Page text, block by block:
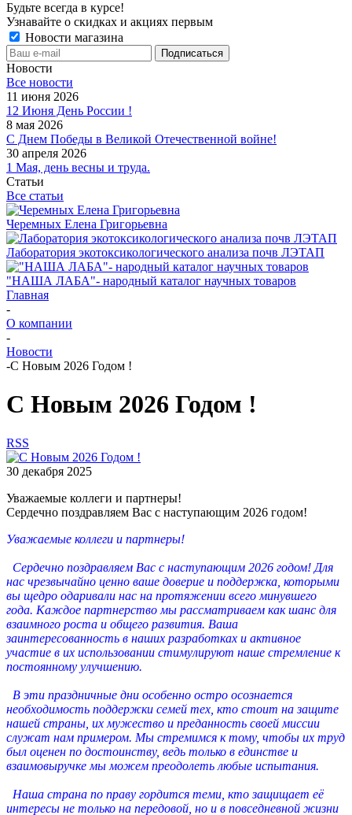
Будьте всегда в курсе!
Узнавайте о скидках и акциях первым
Новости магазина
Новости
Все новости
11 июня 2026
12 Июня День России !
8 мая 2026
С Днем Победы в Великой Отечественной войне!
30 апреля 2026
1 Мая, день весны и труда.
Статьи
Все статьи
Черемных Елена Григорьевна
Лаборатория экотоксикологического анализа почв ЛЭТАП
"НАША ЛАБА"- народный каталог научных товаров
Главная
-
О компании
-
Новости
-С Новым 2026 Годом !
С Новым 2026 Годом !
RSS
30 декабря 2025
Уважаемые коллеги и партнеры!
Сердечно поздравляем Вас с наступающим 2026 годом!
Уважаемые коллеги и партнеры!
Сердечно поздравляем Вас с наступающим 2026 годом! Для
нас чрезвычайно ценно ваше доверие и поддержка, которыми
вы щедро одаривали нас на протяжении всего минувшего
года. Каждое партнерство мы рассматриваем как шанс для
взаимного роста и общего развития. Ваша
заинтересованность в наших разработках и активное
участие в их использовании стимулируют наше стремление к
постоянному улучшению.
В эти праздничные дни особенно остро осознается
необходимость поддержки семей тех, кто стоит на защите
нашей страны, их мужество и преданность своей миссии
служат нам примером. Мы стремимся к тому, чтобы их труд
был оценен по достоинству, ведь только в единстве и
взаимовыручке мы можем преодолеть любые испытания.
Наша страна по праву гордится теми, кто защищает её
интересы не только на передовой, но и в повседневной жизни